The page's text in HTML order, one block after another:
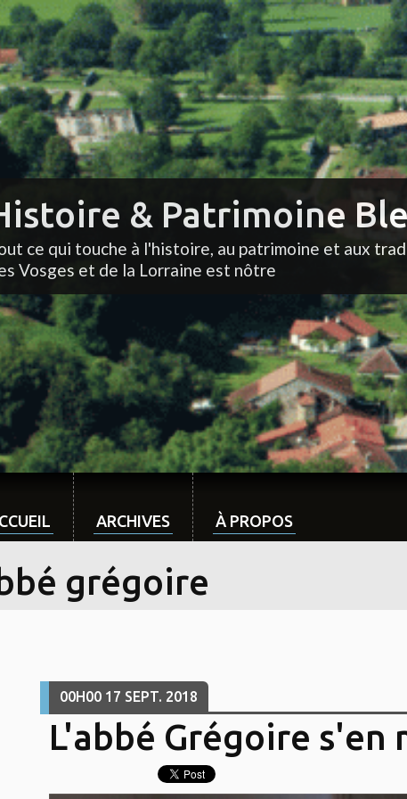
& Patrimoine
ce qui touche à l'histoire, au patrimoine et aux
Vosges et de la Lorraine est nôtre
ARCHIVES À PROPOS
grégoire
00H00 17 SEPT. 2018
L'abbé Grégoire s'en